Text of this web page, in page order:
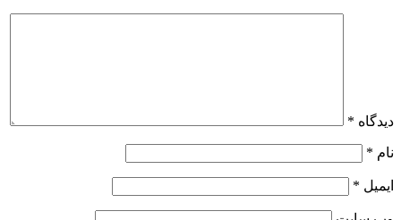
دیدگاه *
نام *
ایمیل *